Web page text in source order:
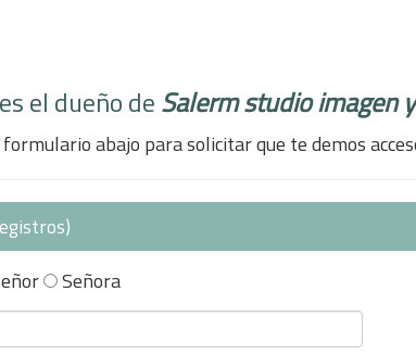
el dueño deSalerm studio imagen
abajo para solicitar que te demos
Señora